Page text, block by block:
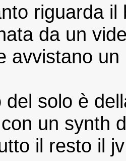
riguarda
da un
avvistano
del solo è
un synth
il resto il